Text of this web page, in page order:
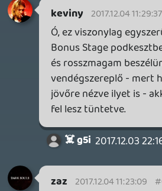
A játékok pedig:
- Proxima 3: Red Dwarf Star:
generationamiga.com
- Tower 57: @(youtube:r9TtKCv9N_A)